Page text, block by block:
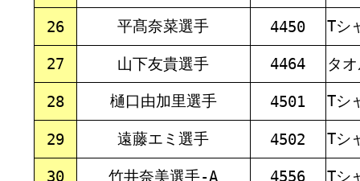
26 平髙奈菜選手 4450 Tシ
27 山下友貴選手 4464 タ
28 樋口由加里選手 4501 Tシ
29 遠藤エミ選手 4502 Tシ
30 竹井奈美選手-A 4556 Tシ